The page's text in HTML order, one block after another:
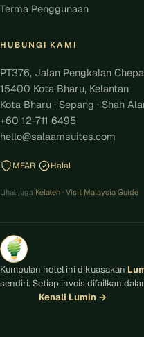
Terma Penggunaan
HUBUNGI KAMI
PT376, Jalan Pengkalan
15400 Kota Bharu, Kelantan
Kota Bharu · Sepang · Shah
+60 12-711 6495
hello@salaamsuites.com
MFAR Halal
Lihat juga Kelateh · Visit Malaysia Guide
Kumpulan hotel ini dikuasakan
sendiri. Setiap invois difailkan
Kenali Lumin →